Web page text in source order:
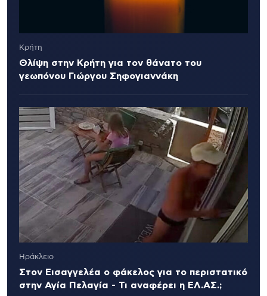
Κρήτη
Θλίψη στην Κρήτη για τον θάνατο του
γεωπόνου Γιώργου Σηφογιαννάκη
Ηράκλειο
Στον Εισαγγελέα ο φάκελος για το περιστατικό
στην Αγία Πελαγία - Τι αναφέρει η ΕΛ.ΑΣ.;